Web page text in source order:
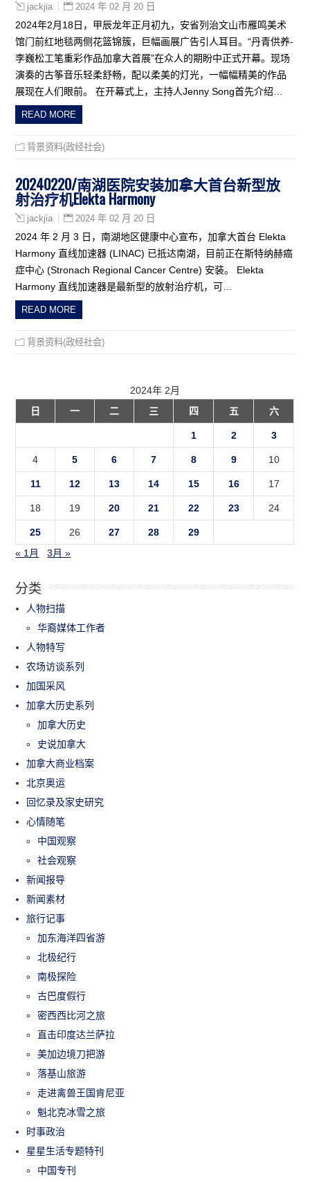
jackjia 2024 年 02 月 20 日
2024年2月18日，甲辰龙年正月初九，安省列治文山市雁鸣美术
馆门前红地毯两侧花篮锦簇，巨幅画展广告引人耳目。“丹青供养-
李巍松工笔重彩作品加拿大首展”在众人的期盼中正式开幕。现场
演奏的古筝音乐轻柔舒畅，配以柔美的灯光，一幅幅精美的作品
展现在人们眼前。 在开幕式上，主持人Jenny Song首先介绍…
READ MORE
背景资料(政经社会)
20240220/南湖医院安装加拿大首台新型放
射治疗机Elekta Harmony
jackjia 2024 年 02 月 20 日
2024 年 2 月 3 日，南湖地区健康中心宣布，加拿大首台 Elekta
Harmony 直线加速器 (LINAC) 已抵达南湖，目前正在斯特纳赫癌
症中心 (Stronach Regional Cancer Centre) 安装。 Elekta
Harmony 直线加速器是最新型的放射治疗机，可…
READ MORE
背景资料(政经社会)
2024年 2月
日
一 二 三 四 五 六
1 2 3
4 5 6 7 8 9 10
11 12 13 14 15 16 17
18 19 20 21 22 23 24
25 26 27 28
29
« 1月
3月 »
分类
人物扫描
华裔媒体工作者
人物特写
农场访谈系列
加国采风
加拿大历史系列
加拿大历史
史说加拿大
加拿大商业档案
北京奥运
回忆录及家史研究
心情随笔
中国观察
社会观察
新闻报导
新闻素材
旅行记事
加东海洋四省游
北极纪行
南极探险
古巴度假行
密西西比河之旅
直击印度达兰萨拉
美加边境刀把游
落基山旅游
走进禽兽王国肯尼亚
魁北克冰雪之旅
时事政治
星星生活专题特刊
中国专刊